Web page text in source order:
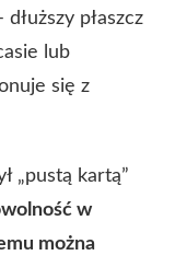
płaszcz
lub
się z
„pustą kartą”
w
można